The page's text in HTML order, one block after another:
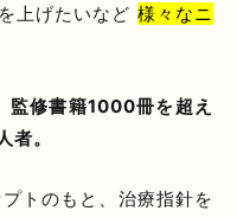
上げたいなど 様々なニ
監修書籍1000冊を超え
者。
トのもと、治療指針を